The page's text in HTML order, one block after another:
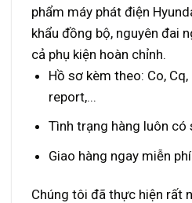
phẩm máy phát điện
khẩu đồng bộ, nguyên đai
cả phụ kiện hoàn chỉnh.
Hồ sơ kèm theo: Co,
report,...
Tình trạng hàng luôn có
Giao hàng ngay miễn
Chúng tôi đã thực hiện rất